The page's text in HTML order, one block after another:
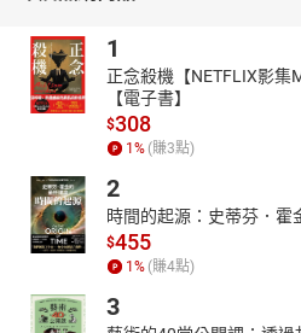
了，就要把刀子、麵包、手提燈帶進
種，酒水，小刀，大致對應了照明，
帶，足夠的熱情與護衛。若說這部詩
記，看著受傷的戀人如此自戀、耽美
望和力量。楊佳嫻序末不也鏗鏘下了
剛硬的意志。」
贊助單位：文化部
剪輯工程：Poker J
【Track Info】
Music by Jason
作者
馬翊航
1
正念殺機【NETFLIX影集
【電子書】
$308
1 % (賺3點)
2
時間的起源：史蒂芬．霍
$455
1 % (賺4點)
3